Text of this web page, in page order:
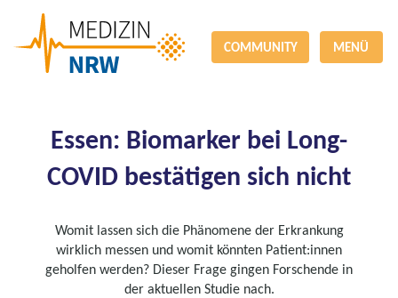
COMMUNITY MENÜ
Essen: Biomarker bei Long-
COVID bestätigen sich nicht
Womit lassen sich die Phänomene der Erkrankung
wirklich messen und womit könnten Patient:innen
geholfen werden? Dieser Frage gingen Forschende in
der aktuellen Studie nach.